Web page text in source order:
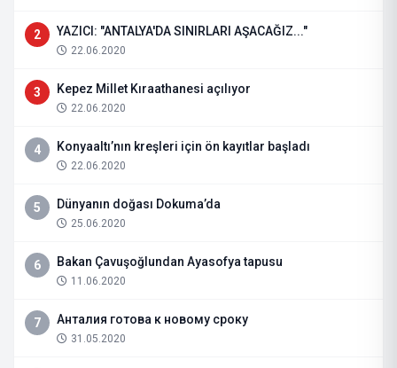
2 YAZICI: "ANTALYA'DA SINIRLARI AŞACAĞIZ..."
22.06.2020
3 Kepez Millet Kıraathanesi açılıyor
22.06.2020
4 Konyaaltı’nın kreşleri için ön kayıtlar başladı
22.06.2020
5 Dünyanın doğası Dokuma’da
25.06.2020
6 Bakan Çavuşoğlundan Ayasofya tapusu
11.06.2020
7 Анталия готова к новому сроку
31.05.2020